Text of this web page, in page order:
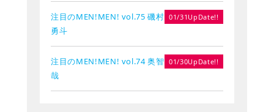
注目のMEN!MEN! vol.75 磯村
勇斗
01/31UpDate!!
注目のMEN!MEN! vol.74 奥智
哉
01/30UpDate!!